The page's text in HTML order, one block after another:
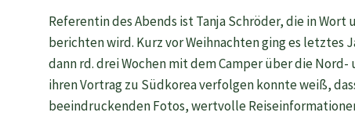
Referentin des Abends ist Tanja Schröder, die in
berichten wird. Kurz vor Weihnachten ging es letztes
dann rd. drei Wochen mit dem Camper über die
ihren Vortrag zu Südkorea verfolgen konnte weiß,
beeindruckenden Fotos, wertvolle